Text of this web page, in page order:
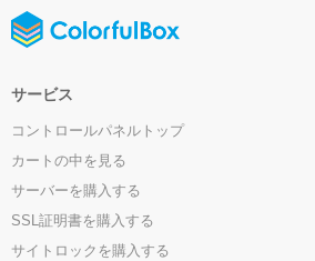
サービス
コントロールパネルトップ
カートの中を見る
サーバーを購入する
SSL証明書を購入する
サイトロックを購入する